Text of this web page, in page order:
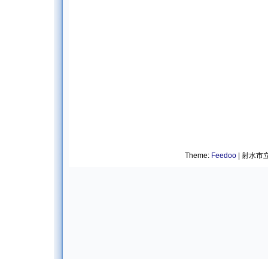
Theme: Feedoo| 射水市